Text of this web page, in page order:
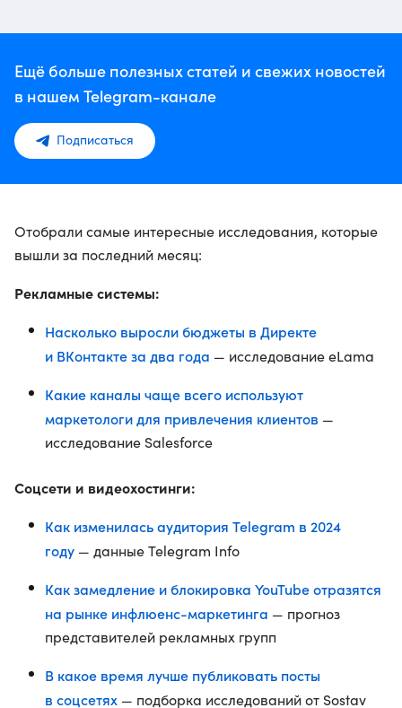
Ещё больше полезных статей и свежих новостей
в нашем Telegram-канале
Подписаться
Отобрали самые интересные исследования, которые
вышли за последний месяц:
Рекламные системы:
Насколько выросли бюджеты в Директе
и ВКонтакте за два года — исследование eLama
Какие каналы чаще всего используют
маркетологи для привлечения клиентов —
исследование Salesforce
Соцсети и видеохостинги:
Как изменилась аудитория Telegram в 2024
году — данные Telegram Info
Как замедление и блокировка YouTube отразятся
на рынке инфлюенс-маркетинга — прогноз
представителей рекламных групп
В какое время лучше публиковать посты
в соцсетях — подборка исследований от Sostav